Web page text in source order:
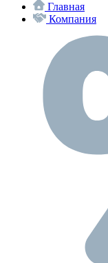
Главная
Компания